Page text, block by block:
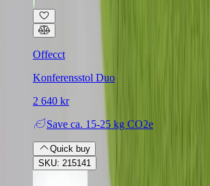
Offecct
Konferensstol Duo
2 640 kr
Save ca. 15-25 kg CO2e
Quick buy
SKU: 215141